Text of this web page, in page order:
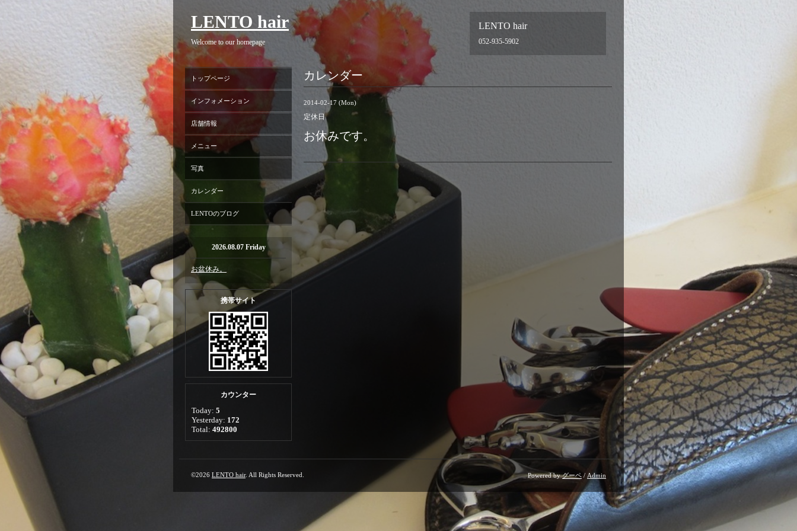
LENTO hair
052-935-5902
LENTO hair
Welcome to our homepage
カレンダー
2014-02-17 (Mon)
定休日
お休みです。
トップページ
インフォメーション
店舗情報
メニュー
写真
カレンダー
LENTOのブログ
2026.08.07 Friday
お盆休み。
携帯サイト
カウンター
Today: 5
Yesterday: 172
Total: 492800
©2026 LENTO hair. All Rights Reserved. Powered byグーペ / Admin